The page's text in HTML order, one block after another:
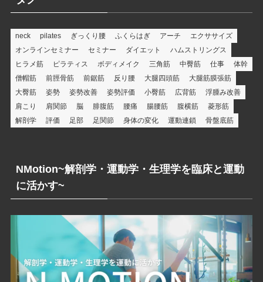
ー
neck pilates ぎっくり腰 ふくらはぎ アーチ
エクササイズ
オンラインセミナー
セミナー ダイエット
ハムストリングス
ヒラメ筋
ピラティス ボディメイク 三角筋 中臀筋 仕事
体幹
僧帽筋
前脛骨筋 前鋸筋 反り腰 大腿四頭筋
大腿筋膜張筋
大臀筋
姿勢 姿勢改善 姿勢評価 小臀筋 広背筋
浮腫み改善
肩こり
肩関節 脳 腓腹筋 腰痛 腸腰筋 腹横筋
菱形筋
解剖学
評価 足部 足関節 身体の変化 運動連鎖 骨盤底筋
NMotion~解剖学・運動学・生理学を臨床と運動
に活かす~